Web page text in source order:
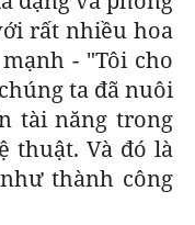
rất nhiều hoa
- "Tôi cho
ta đã nuôi
tài năng trong
thuật. Và đó là
thành công